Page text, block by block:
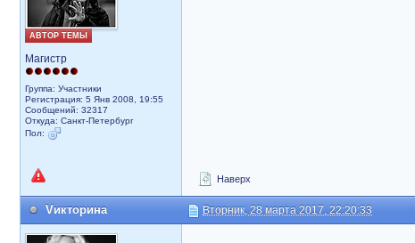
АВТОР ТЕМЫ
Магистр
Группа: Участники
Регистрация: 5 Янв 2008, 19:55
Сообщений: 32317
Откуда: Санкт-Петербург
Пол:
Наверх
Vикторина Вторник, 28 марта 2017, 22:20:33